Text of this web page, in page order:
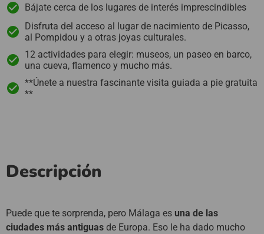
Bájate cerca de los lugares de interés imprescindibles
Disfruta del acceso al lugar de nacimiento de Picasso,
al Pompidou y a otras joyas culturales.
12 actividades para elegir: museos, un paseo en barco,
una cueva, flamenco y mucho más.
**Únete a nuestra fascinante visita guiada a pie gratuita
**
Descripción
Puede que te sorprenda, pero Málaga es una de las
ciudades más antiguas de Europa. Eso le ha dado mucho